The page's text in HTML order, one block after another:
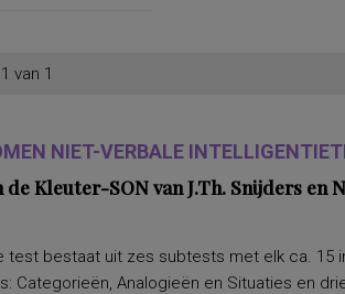
van 1
NIET-VERBALE
de Kleuter-SON van J.Th. Snijders en
test bestaat uit zes subtests met elk ca. 15
Categorieën, Analogieën en Situaties en